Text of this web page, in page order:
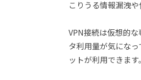
こりうる情報漏洩
VPN接続は仮想的
タ利用量が気にな
ットが利用できます。